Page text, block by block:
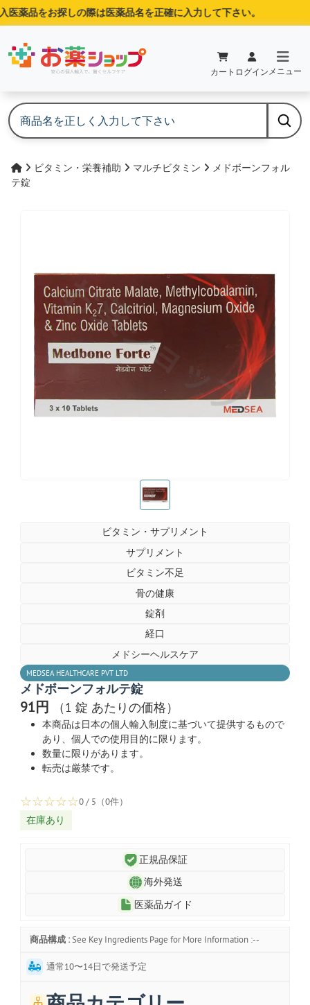
薬品をお探しの際は医薬品名を正確に入力して下さい。
カート ログイン メニュー
ビタミン・栄養補助 マルチビタミン
メドボーンフォル
テ錠
お薬ショップ
お薬ショップ
ビタミン・サプリメント
サプリメント
ビタミン不足
骨の健康
錠剤
経口
メドシーヘルスケア
MEDSEA HEALTHCARE PVT LTD
メドボーンフォルテ錠
91円 （1 錠 あたりの価格）
本商品は日本の個人輸入制度に基づいて提供するもので
あり、個人での使用目的に限ります。
数量に限りがあります。
転売は厳禁です。
☆☆☆☆☆0 / 5（0件）
在庫あり
正規品保証
海外発送
医薬品ガイド
商品構成 : See Key Ingredients Page for More Information :--
通常10〜14日で発送予定